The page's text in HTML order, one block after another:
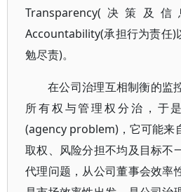
Transparency(决策及
Accountability(承担行为责任)
勉尽责)。
在公司治理互相制衡的监
所有权与管理权分治，于
(agency problem)，它可能来
取权、风险分担不均及目标不
代理问题，从公司董事会效率